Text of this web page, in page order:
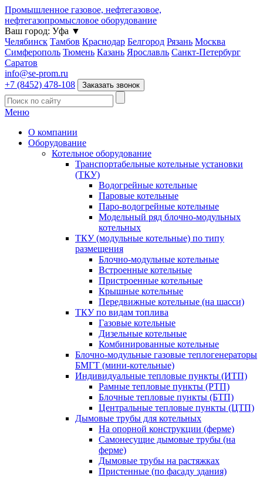
Промышленное газовое, нефтегазовое,
нефтегазопромысловое оборудование
Ваш город: Уфа ▼
Челябинск Тамбов Краснодар Белгород Рязань Москва
Симферополь Тюмень Казань Ярославль Санкт-Петербург
Саратов
info@se-prom.ru
+7 (8452) 478-108
Заказать звонок
Меню
О компании
Оборудование
Котельное оборудование
Транспортабельные котельные установки
(ТКУ)
Водогрейные котельные
Паровые котельные
Паро-водогрейные котельные
Модельный ряд блочно-модульных
котельных
ТКУ (модульные котельные) по типу
размещения
Блочно-модульные котельные
Встроенные котельные
Пристроенные котельные
Крышные котельные
Передвижные котельные (на шасси)
ТКУ по видам топлива
Газовые котельные
Дизельные котельные
Комбинированные котельные
Блочно-модульные газовые теплогенераторы
БМГТ (мини-котельные)
Индивидуальные тепловые пункты (ИТП)
Рамные тепловые пункты (РТП)
Блочные тепловые пункты (БТП)
Центральные тепловые пункты (ЦТП)
Дымовые трубы для котельных
На опорной конструкции (ферме)
Самонесущие дымовые трубы (на
ферме)
Дымовые трубы на растяжках
Пристенные (по фасаду здания)